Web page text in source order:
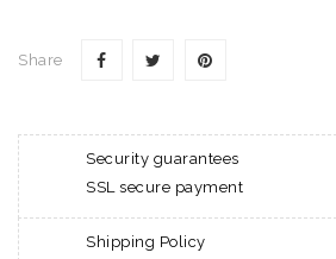
Share
Security guarantees
SSL secure payment
Shipping Policy